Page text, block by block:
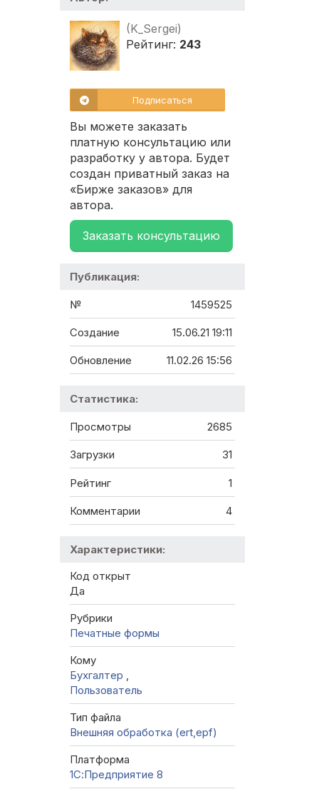
(K_Sergei)
Рейтинг: 243
Подписаться
Вы можете заказать
платную консультацию или
разработку у автора. Будет
создан приватный заказ на
«Бирже заказов» для
автора.
Заказать консультацию
Публикация:
№ 1459525
Создание 15.06.21 19:11
Обновление 11.02.26 15:56
Статистика:
Просмотры 2685
Загрузки 31
Рейтинг 1
Комментарии 4
Характеристики:
Код открыт
Да
Рубрики
Печатные формы
Кому
Бухгалтер ,
Пользователь
Тип файла
Внешняя обработка (ert,epf)
Платформа
1С:Предприятие 8